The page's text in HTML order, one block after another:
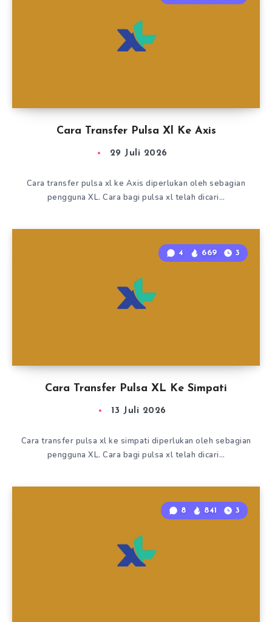
Cara Transfer Pulsa Xl Ke Axis
29 Juli 2026
Cara transfer pulsa xl ke Axis diperlukan oleh sebagian
pengguna XL. Cara bagi pulsa xl telah dicari…
Cara Transfer Pulsa XL Ke Simpati
4 669 3
13 Juli 2026
Cara transfer pulsa xl ke simpati diperlukan oleh sebagian
pengguna XL. Cara bagi pulsa xl telah dicari…
8 841 3